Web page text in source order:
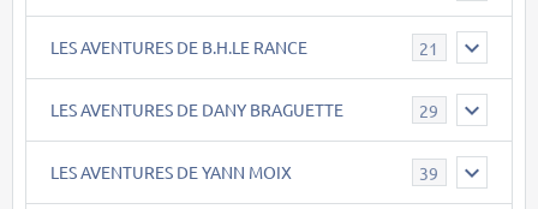
LES AVENTURES DE B.H.LE RANCE 21
LES AVENTURES DE DANY BRAGUETTE 29
LES AVENTURES DE YANN MOIX 39